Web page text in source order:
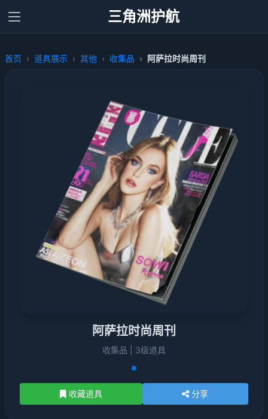
三角洲护航
首页 道具展示 其他 收集品 阿萨拉时尚周刊
阿萨拉时尚周刊
收集品 | 3级道具
收藏道具 分享